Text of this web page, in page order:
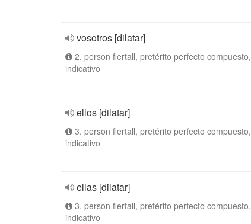
vosotros [dilatar]
2. person flertall, pretérito perfecto compuesto,
indicativo
ellos [dilatar]
3. person flertall, pretérito perfecto compuesto,
indicativo
ellas [dilatar]
3. person flertall, pretérito perfecto compuesto,
indicativo